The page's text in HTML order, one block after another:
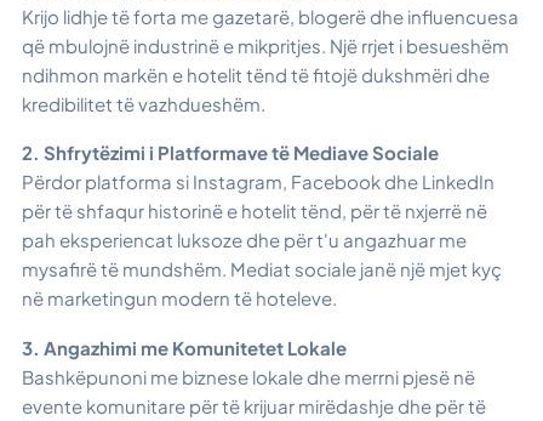
Krijo lidhje të forta me gazetarë, blogerë dhe influencuesa
që mbulojnë industrinë e mikpritjes. Një rrjet i besueshëm
ndihmon markën e hotelit tënd të fitojë dukshmëri dhe
kredibilitet të vazhdueshëm.
2. Shfrytëzimi i Platformave të Mediave Sociale
Përdor platforma si Instagram, Facebook dhe LinkedIn
për të shfaqur historinë e hotelit tënd, për të nxjerrë në
pah eksperiencat luksoze dhe për t'u angazhuar me
mysafirë të mundshëm. Mediat sociale janë një mjet kyç
në marketingun modern të hoteleve.
3. Angazhimi me Komunitetet Lokale
Bashkëpunoni me biznese lokale dhe merrni pjesë në
evente komunitare për të krijuar mirëdashje dhe për të